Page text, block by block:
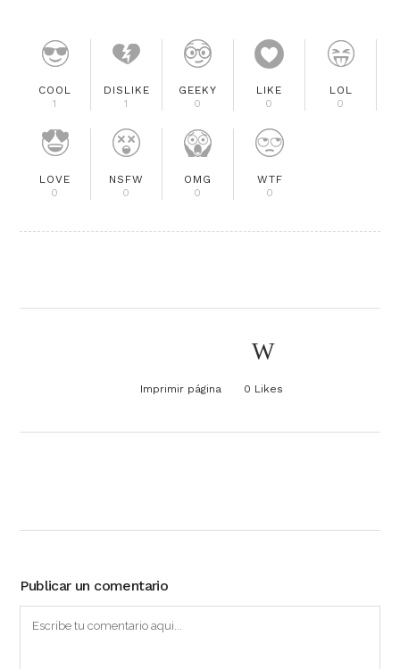
COOL
1
DISLIKE
1
GEEKY
0
LIKE
0
LOL
0
LOVE
0
NSFW
0
OMG
0
WTF
0
Imprimir página 0 Likes
Publicar un comentario